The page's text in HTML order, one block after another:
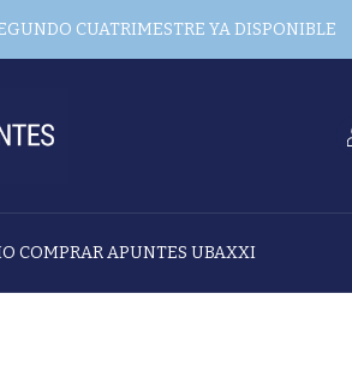
CUATRIMESTRE YA DISPONIBLE
COMPRAR APUNTES UBAXXI